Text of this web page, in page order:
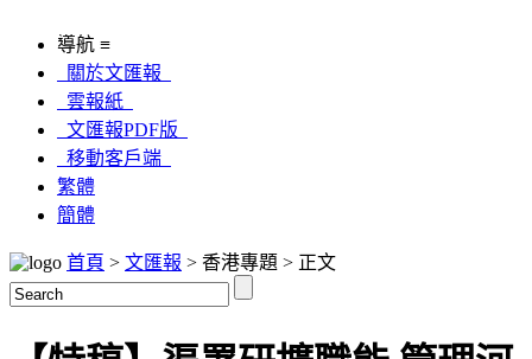
導航 ≡
關於文匯報
雲報紙
文匯報PDF版
移動客戶端
繁體
簡體
首頁 > 文匯報 > 香港專題 > 正文